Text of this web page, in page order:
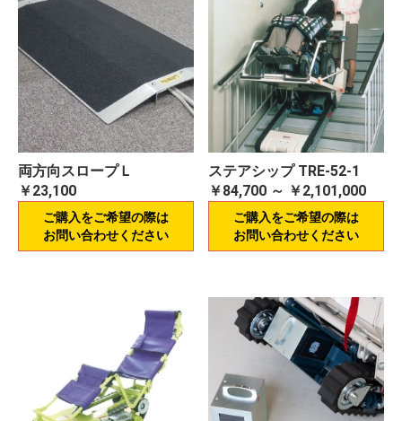
両方向スロープＬ
￥23,100
ご購入をご希望の際は
お問い合わせください
ステアシップ TRE-52-1
￥84,700 ～ ￥2,101,000
ご購入をご希望の際は
お問い合わせください